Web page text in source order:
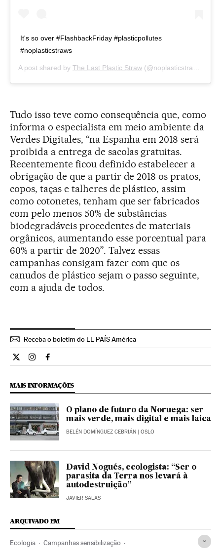
It's so over #FlashbackFriday #plasticpollutes
#noplasticstraws
A post shared by The Last Plastic Straw (@noplasticstraws) on
Tudo isso teve como consequência que, como
informa o especialista em meio ambiente da
Verdes Digitales, “na Espanha em 2018 será
proibida a entrega de sacolas gratuitas.
Recentemente ficou definido estabelecer a
obrigação de que a partir de 2018 os pratos,
copos, taças e talheres de plástico, assim
como cotonetes, tenham que ser fabricados
com pelo menos 50% de substâncias
biodegradáveis procedentes de materiais
orgânicos, aumentando esse porcentual para
60% a partir de 2020”. Talvez essas
campanhas consigam fazer com que os
canudos de plástico sejam o passo seguinte,
com a ajuda de todos.
Receba o boletim do EL PAÍS América
Internacional El País Brasil en Twitter
Internacional El País Brasil en Instagram
Internacional El País Brasil en Facebook
MAIS INFORMAÇÕES
O plano de futuro da Noruega: ser
mais verde, mais digital e mais laica
BELÉN DOMÍNGUEZ CEBRIÁN | OSLO
David Nogués, ecologista: “Ser o
parasita da Terra nos levará à
autodestruição”
JAVIER SALAS
ARQUIVADO EM
Ecologia Campanhas sensibilização